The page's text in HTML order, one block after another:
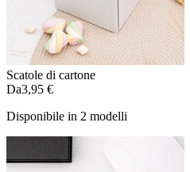
Scatole di cartone
Da3,95 €
Disponibile in 2 modelli